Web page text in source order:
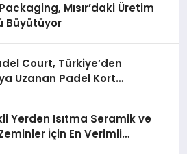
Mısır’daki Üretim
Büyütüyor
Court, Türkiye’den
Uzanan Padel Kort
Yerden Isıtma Seramik ve
İçin En Verimli